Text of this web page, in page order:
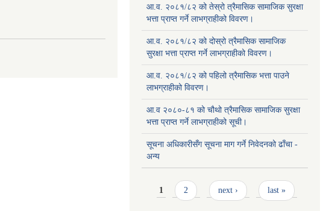
आ.व. २०८१/८२ को तेस्रो त्रैमासिक सामाजिक सुरक्षा
भत्ता प्राप्त गर्ने लाभग्राहीको विवरण।
आ.व. २०८१/८२ को दोस्रो त्रैमासिक सामाजिक
सुरक्षा भत्ता प्राप्त गर्ने लाभग्राहीको विवरण।
आ.व. २०८१/८२ को पहिलो त्रैमासिक भत्ता पाउने
लाभग्राहीको विवरण।
आ.व २०८०-८१ को चौथो त्रैमासिक सामाजिक सुरक्षा
भत्ता प्राप्त गर्ने लाभग्राहीको सूची।
सूचना अधिकारीसँग सूचना माग गर्ने निवेदनको ढाँचा -
अन्य
Pages
1 2 next › last »